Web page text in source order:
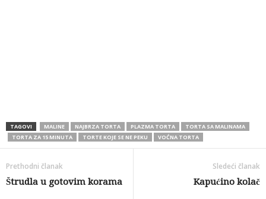
TAGOVI MALINE NAJBRZA TORTA PLAZMA TORTA
TORTA SA MALINAMA
TORTA ZA 15 MINUTA
TORTE KOJE SE NE PEKU VOĆNA TORTA
Prethodni članak
Štrudla u gotovim korama
Sledeći članak
Kapućino kolač